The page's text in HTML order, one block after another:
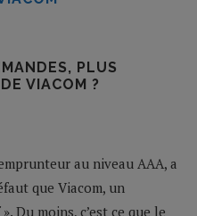
PLUS
VIACOM ?
au niveau AAA, a
que Viacom, un
Du moins, c’est ce que le